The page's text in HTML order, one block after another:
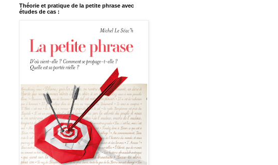
Théorie et pratique de la petite phrase avec
études de cas :